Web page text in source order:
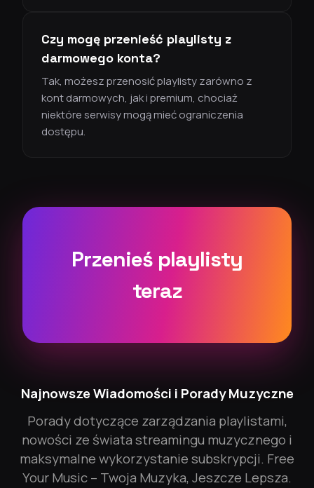
Czy mogę przenieść playlisty z
darmowego konta?
Tak, możesz przenosić playlisty zarówno z
kont darmowych, jak i premium, chociaż
niektóre serwisy mogą mieć ograniczenia
dostępu.
Przenieś playlisty
teraz
Najnowsze Wiadomości i Porady Muzyczne
Porady dotyczące zarządzania playlistami,
nowości ze świata streamingu muzycznego i
maksymalne wykorzystanie subskrypcji. Free
Your Music – Twoja Muzyka, Jeszcze Lepsza.